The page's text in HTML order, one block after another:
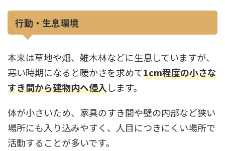
行動・生息環境
本来は草地や畑、雑木林などに生息していますが、
寒い時期になると暖かさを求めて1cm程度の小さな
すき間から建物内へ侵入します。
体が小さいため、家具のすき間や壁の内部など狭い
場所にも入り込みやすく、人目につきにくい場所で
活動することが多いです。